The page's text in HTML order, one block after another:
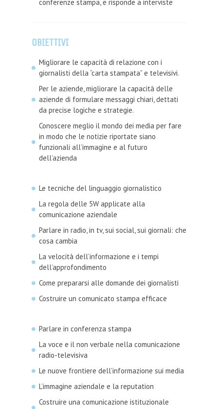
conferenze stampa, e risponde a interviste
OBIETTIVI
Migliorare le capacità di relazione con i
giornalisti della “carta stampata” e televisivi.
Per le aziende, migliorare la capacità delle
aziende di formulare messaggi chiari, dettati
da precise logiche e strategie.
Conoscere meglio il mondo dei media per fare
in modo che le notizie riportate siano
funzionali all’immagine e al futuro
dell’azienda
Le tecniche del linguaggio giornalistico
La regola delle 5W applicate alla
comunicazione aziendale
Parlare in radio, in tv, sui social, sui giornali: che
cosa cambia
La velocità dell’informazione e i tempi
dell’approfondimento
Come prepararsi alle domande dei giornalisti
Costruire un comunicato stampa efficace
Parlare in conferenza stampa
La voce e il non verbale nella comunicazione
radio-televisiva
Le nuove frontiere dell’informazione sui media
L’immagine aziendale e la reputation
Costruire una comunicazione istituzionale